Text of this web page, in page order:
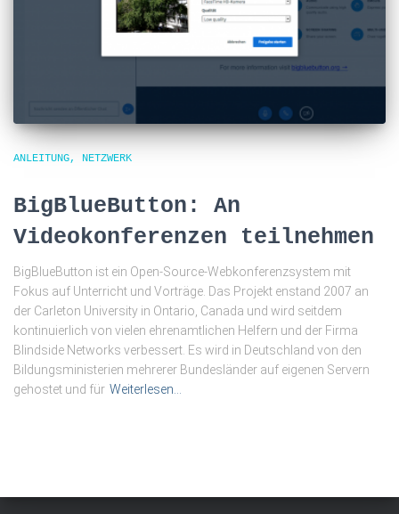
ANLEITUNG NETZWERK
BigBlueButton: An
Videokonferenzen teilnehmen
BigBlueButton ist ein Open-Source-Webkonferenzsystem mit
Fokus auf Unterricht und Vorträge. Das Projekt enstand 2007 an
der Carleton University in Ontario, Canada und wird seitdem
kontinuierlich von vielen ehrenamtlichen Helfern und der Firma
Blindside Networks verbessert. Es wird in Deutschland von den
Bildungsministerien mehrerer Bundesländer auf eigenen Servern
gehostet und für Weiterlesen…